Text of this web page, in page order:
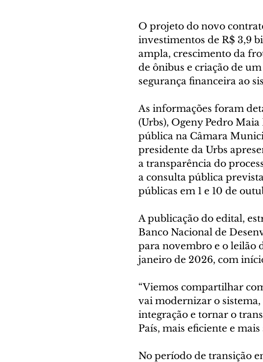
O projeto do novo
investimentos de R$ 3,9
ampla, crescimento da
de ônibus e criação de
segurança financeira ao
As informações foram
(Urbs), Ogeny Pedro
pública na Câmara
presidente da Urbs
a transparência do
a consulta pública
públicas em 1 e 10 de
A publicação do edital,
Banco Nacional de
para novembro e o leilão
janeiro de 2026, com
“Viemos compartilhar
vai modernizar o
integração e tornar o
País, mais eficiente e
No período de transição